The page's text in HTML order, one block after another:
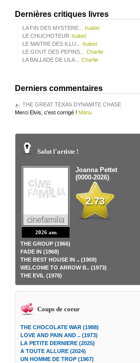
Dernières critiques livres
LA FIN DES MYSTERE...
Isabel
LE CHUCHOTEUR Isabel
LE MAITRE DES ILLU...
Isabel
LE GOUT DES PEPINS...
Charlie
LA BALLADE DE LILA...
Charlie
Derniers commentaires
THE GREAT TEXAS DYNAMITE CHASE
Merci Elvis, c'est corrigé ! Manu
Salut l'artiste !
2026 ans
Joanna Pettet
(0000-2026)
2.73
THE GROUP (1966)
FADE IN (1968)
THE BEST HOUSE IN .. (1969)
WELCOME TO ARROW B.. (1973)
THE EVIL (1978)
Coups de coeur
THE CHOCOLATE WAR (1988)
LOVE AND PAIN AND .. (1973)
LA PETITE DERNIERE (2025)
A TOUTE ALLURE (2024)
UN HOMME DE TROP (1967)